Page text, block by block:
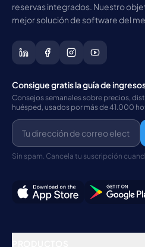
reservas integrados. Nuestro
mejor solución de software del
Consigue gratis la guía de
Consejos semanales sobre precios,
huésped, usados por más de 41.000
Sin spam. Cancela tu suscripción